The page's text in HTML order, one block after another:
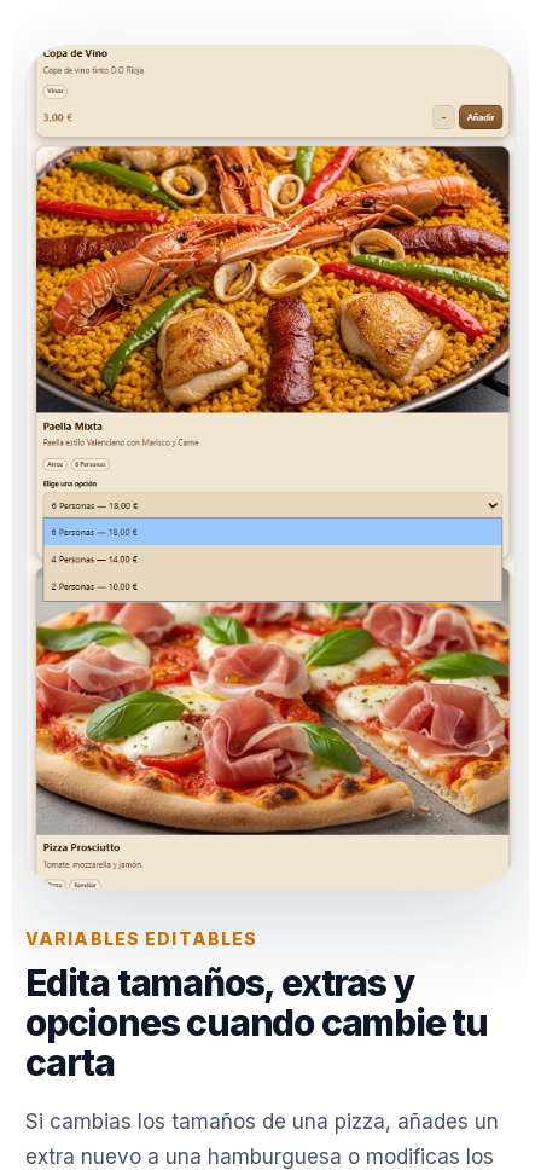
VARIABLES EDITABLES
Edita tamaños, extras y
opciones cuando cambie tu
carta
Si cambias los tamaños de una pizza, añades un
extra nuevo a una hamburguesa o modificas los